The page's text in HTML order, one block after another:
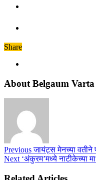
Share
About Belgaum Varta
Previousजायंट्स मेनच्या वतीने
Next ‘अंकुरम’मध्ये नाटीकेच्या